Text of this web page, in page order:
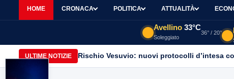
HOME CRONACA POLITICA ATTUALITÀ
Avellino 33°C
Soleggiato
36° / 20°
ULTIME NOTIZIE Rischio Vesuvio: nuovi protocolli d’intesa